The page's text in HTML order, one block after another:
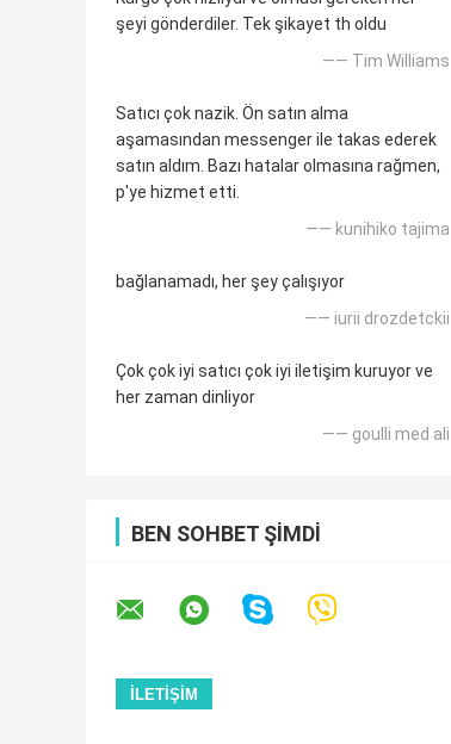
şeyi gönderdiler. Tek şikayet th oldu
—— Tim Williams
Satıcı çok nazik. Ön satın alma
aşamasından messenger ile takas ederek
satın aldım. Bazı hatalar olmasına rağmen,
p'ye hizmet etti.
—— kunihiko tajima
bağlanamadı, her şey çalışıyor
—— iurii drozdetckii
Çok çok iyi satıcı çok iyi iletişim kuruyor ve
her zaman dinliyor
—— goulli med ali
BEN SOHBET ŞIMDI